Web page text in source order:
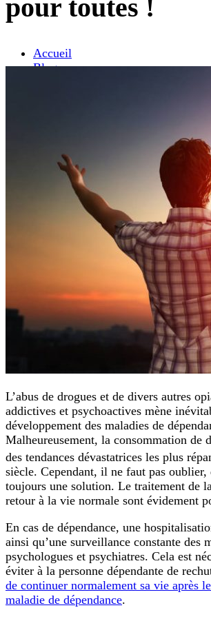
pour toutes !
Accueil
Blog
L’abus de drogues et de divers autres
addictives et psychoactives mène
développement des maladies de
Malheureusement, la consommation de
des tendances dévastatrices les plus
siècle. Cependant, il ne faut pas oublier,
toujours une solution. Le traitement de
retour à la vie normale sont évidement
En cas de dépendance, une
ainsi qu’une surveillance constante des
psychologues et psychiatres. Cela est
éviter à la personne dépendante de
de continuer normalement sa vie après
maladie de dépendance.